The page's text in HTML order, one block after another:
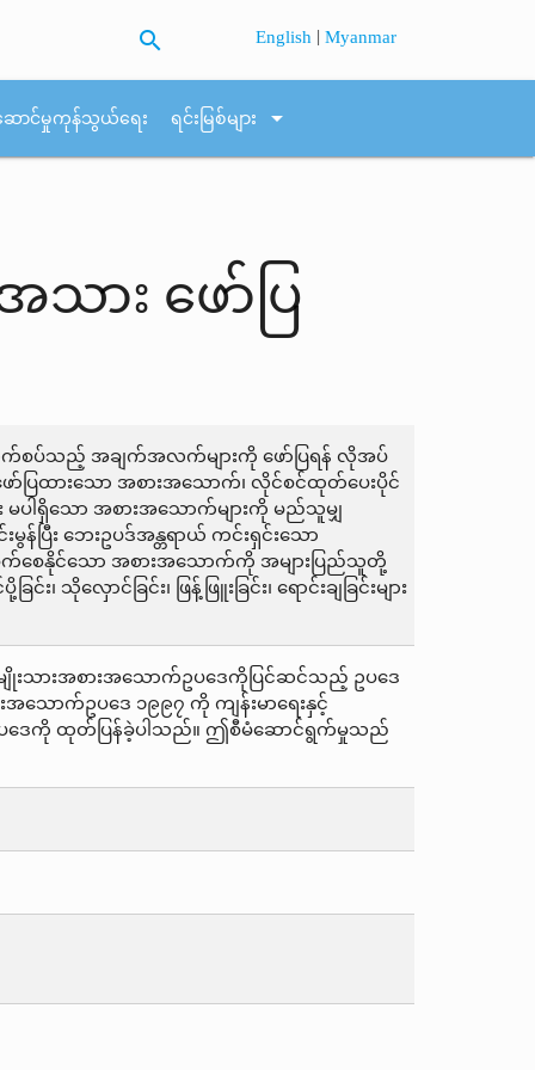
search English |Myanmar
ောင်မှုကုန်သွယ်ရေး ရင်းမြစ်များ arrow_drop_down
း ဖော်ပြ
စပ်သည့် အချက်အလက်များကို ဖော်ပြရန် လိုအပ်
ပြထားသော အစားအသောက်၊ လိုင်စင်ထုတ်ပေးပိုင်
ရှိသော အစားအသောက်များကို မည်သူမျှ
ပြီး ဘေးဥပဒ်အန္တရာယ် ကင်းရှင်းသော
ခိုက်စေနိုင်သော အစားအသောက်ကို အများပြည်သူတို့
လှောင်ခြင်း၊ ဖြန့်ဖြူးခြင်း၊ ရောင်းချခြင်းများ
မျိုးသားအစားအသောက်ဥပဒေကိုပြင်ဆင်သည့် ဥပဒေ
ောက်ဥပဒေ ၁၉၉၇ ကို ကျန်းမာရေးနှင့်
ဥပဒေကို ထုတ်ပြန်ခဲ့ပါသည်။ ဤစီမံဆောင်ရွက်မှုသည်